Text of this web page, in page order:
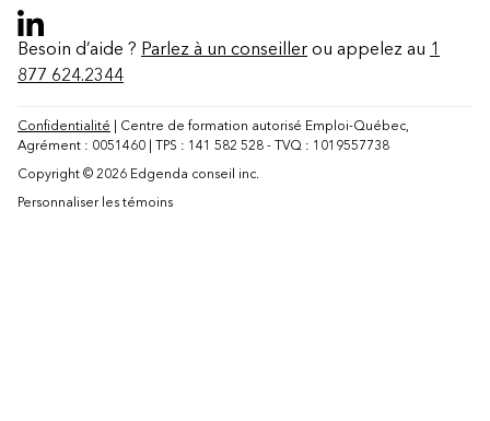
Besoin d’aide ? Parlez à un conseiller ou appelez au 1
877 624.2344
Confidentialité | Centre de formation autorisé Emploi-Québec,
Agrément : 0051460 | TPS : 141 582 528 - TVQ : 1019557738
Copyright © 2026 Edgenda conseil inc.
Personnaliser les témoins